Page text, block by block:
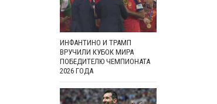
ИНФАНТИНО И ТРАМП
ВРУЧИЛИ КУБОК МИРА
ПОБЕДИТЕЛЮ ЧЕМПИОНАТА
2026 ГОДА